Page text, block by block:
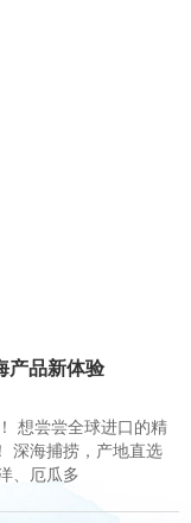
产品新体验
想尝尝全球进口的精
深海捕捞，产地直选
、厄瓜多